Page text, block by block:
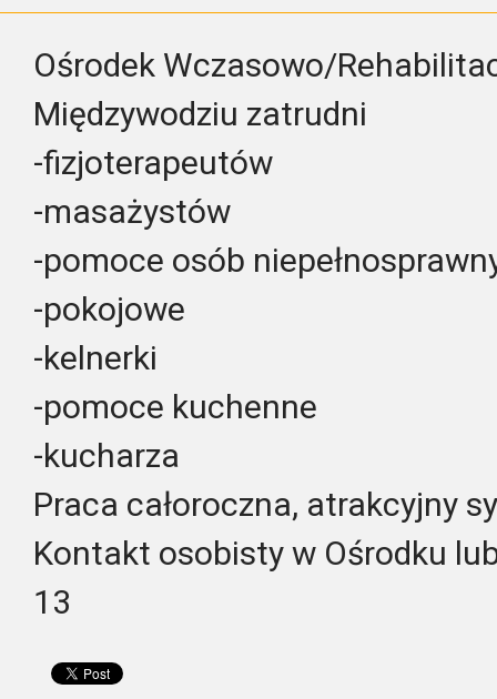
Ośrodek Wczasowo/
Międzywodziu zatrudni
-fizjoterapeutów
-masażystów
-pomoce osób
-pokojowe
-kelnerki
-pomoce kuchenne
-kucharza
Praca całoroczna, atrakcyjny
Kontakt osobisty w Ośrodku
13